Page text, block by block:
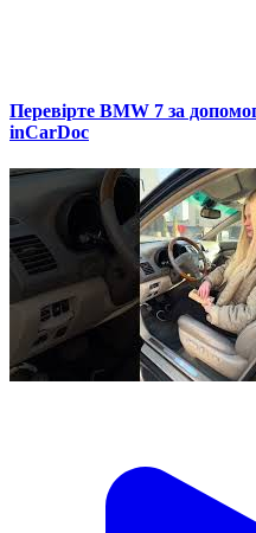
Перевірте BMW 7 за
inCarDoc